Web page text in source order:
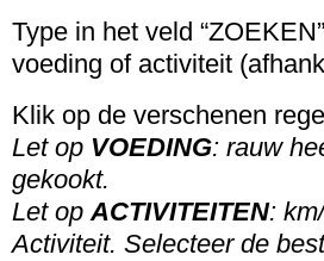
Type in het veld
voeding of activiteit
Klik op de verschenen
Let op VOEDING: rauw
gekookt.
Let opACTIVITEITEN:
Activiteit. Selecteer de